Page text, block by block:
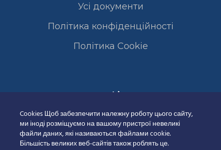
Усі документи
Політика конфіденційності
Полiтика Cookie
Сертифікати
Cookies Щоб забезпечити належну роботу цього сайту,
ми іноді розміщуємо на вашому пристрої невеликі
файли даних, які називаються файлами cookie.
Більшість великих веб-сайтів також роблять це.